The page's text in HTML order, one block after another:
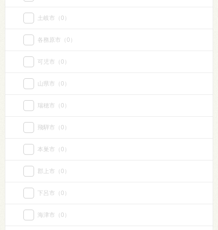
土岐市 （0）
各務原市 （0）
可児市 （0）
山県市 （0）
瑞穂市 （0）
飛騨市 （0）
本巣市 （0）
郡上市 （0）
下呂市 （0）
海津市 （0）